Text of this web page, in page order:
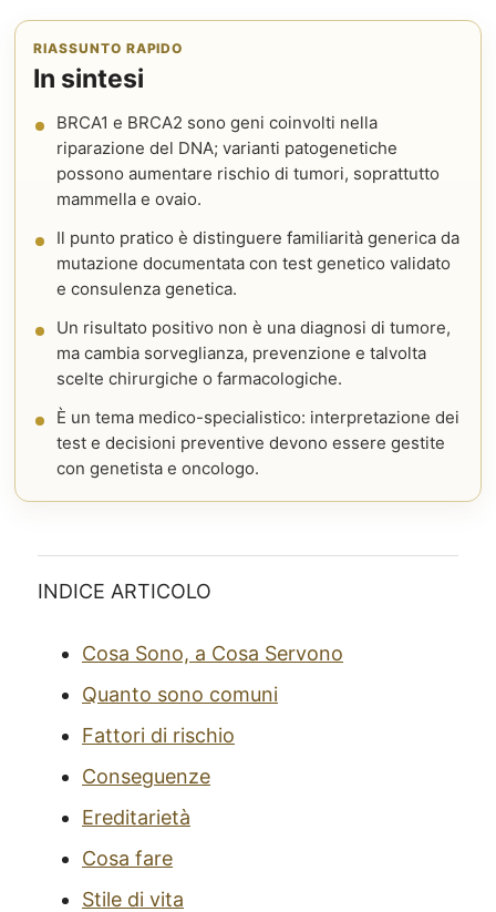
RIASSUNTO RAPIDO
In sintesi
BRCA1 e BRCA2 sono geni coinvolti nella
riparazione del DNA; varianti patogenetiche
possono aumentare rischio di tumori, soprattutto
mammella e ovaio.
Il punto pratico è distinguere familiarità generica da
mutazione documentata con test genetico validato
e consulenza genetica.
Un risultato positivo non è una diagnosi di tumore,
ma cambia sorveglianza, prevenzione e talvolta
scelte chirurgiche o farmacologiche.
È un tema medico-specialistico: interpretazione dei
test e decisioni preventive devono essere gestite
con genetista e oncologo.
INDICE ARTICOLO
Cosa Sono, a Cosa Servono
Quanto sono comuni
Fattori di rischio
Conseguenze
Ereditarietà
Cosa fare
Stile di vita